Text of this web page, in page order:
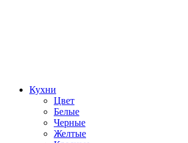
Кухни
Цвет
Белые
Черные
Желтые